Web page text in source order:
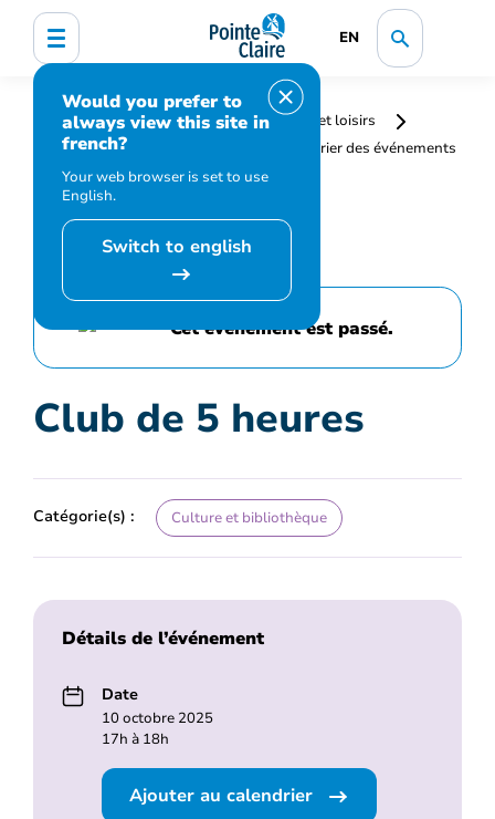
EN
Would you prefer to
always view this site in
french?
Your web browser is set to use
English.
Switch to english
Accueil
Bibliothèque, culture, sports et loisirs
Programmation et inscription
Calendrier des événements
et activités
Club de 5 heures
Cet événement est passé.
Club de 5 heures
Catégorie(s) : Culture et bibliothèque
Détails de l’événement
Date
10 octobre 2025
17h à 18h
Ajouter au calendrier